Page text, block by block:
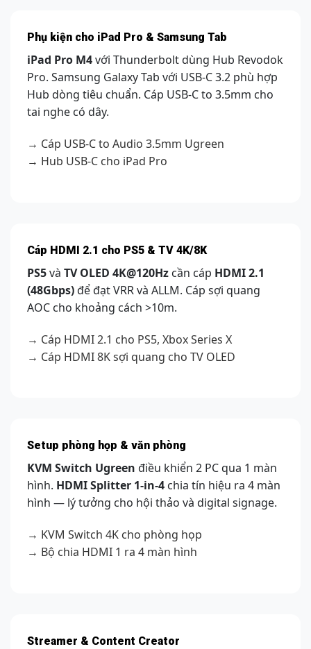
Phụ kiện cho iPad Pro & Samsung Tab
iPad Pro M4với Thunderbolt dùng Hub Revodok
Pro. Samsung Galaxy Tab với USB-C 3.2 phù hợp
Hub dòng tiêu chuẩn. Cáp USB-C to 3.5mm cho
tai nghe có dây.
→ Cáp USB-C to Audio 3.5mm Ugreen
→ Hub USB-C cho iPad Pro
Cáp HDMI 2.1 cho PS5 & TV 4K/8K
PS5và TV OLED 4K@120Hz cần cáp HDMI 2.1
(48Gbps)để đạt VRR và ALLM. Cáp sợi quang
AOC cho khoảng cách >10m.
→ Cáp HDMI 2.1 cho PS5, Xbox Series X
→ Cáp HDMI 8K sợi quang cho TV OLED
Setup phòng họp & văn phòng
KVM Switch Ugreen điều khiển 2 PC qua 1 màn
hình. HDMI Splitter 1-in-4 chia tín hiệu ra 4 màn
hình — lý tưởng cho hội thảo và digital signage.
→ KVM Switch 4K cho phòng họp
→ Bộ chia HDMI 1 ra 4 màn hình
Streamer & Content Creator